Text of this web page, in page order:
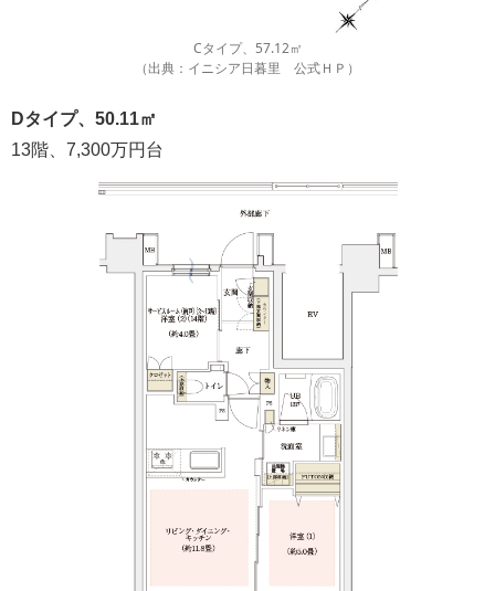
Cタイプ、57.12㎡
（出典：イニシア日暮里 公式ＨＰ）
Dタイプ、50.11㎡
13階、7,300万円台